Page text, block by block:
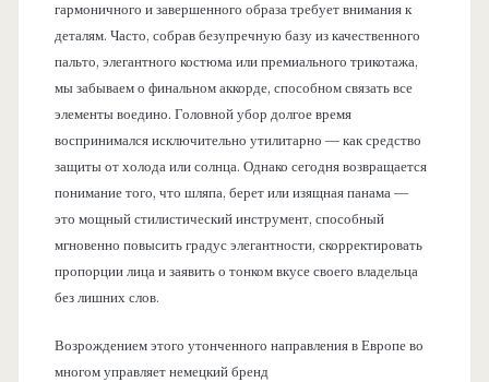
гармоничного и завершенного образа требует внимания к
деталям. Часто, собрав безупречную базу из качественного
пальто, элегантного костюма или премиального трикотажа,
мы забываем о финальном аккорде, способном связать все
элементы воедино. Головной убор долгое время
воспринимался исключительно утилитарно — как средство
защиты от холода или солнца. Однако сегодня возвращается
понимание того, что шляпа, берет или изящная панама —
это мощный стилистический инструмент, способный
мгновенно повысить градус элегантности, скорректировать
пропорции лица и заявить о тонком вкусе своего владельца
без лишних слов.
Возрождением этого утонченного направления в Европе во
многом управляет немецкий бренд